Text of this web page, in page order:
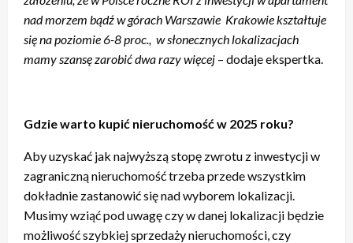
nad morzem bądź w górach Warszawie Krakowie kształtuje
się na poziomie 6-8 proc., w słonecznych lokalizacjach
mamy szansę zarobić dwa razy więcej – dodaje ekspertka.
Gdzie warto kupić nieruchomość w 2025 roku?
Aby uzyskać jak najwyższą stopę zwrotu z inwestycji w
zagraniczną nieruchomość trzeba przede wszystkim
dokładnie zastanowić się nad wyborem lokalizacji.
Musimy wziąć pod uwagę czy w danej lokalizacji będzie
możliwość szybkiej sprzedaży nieruchomości, czy